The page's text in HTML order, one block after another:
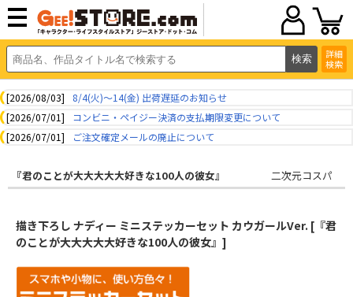
詳細
検索
[2026/08/03]
8/4(火)～14(金) 出荷遅延のお知らせ
[2026/07/01]
コンビニ・ペイジー決済の支払期限変更について
[2026/07/01]
ご注文確定メールの廃止について
『君のことが大大大大大好きな100人の彼女』 二次元コスパ
描き下ろし ナディー ミニステッカーセット カウガールVer. [『君
のことが大大大大大好きな100人の彼女』]